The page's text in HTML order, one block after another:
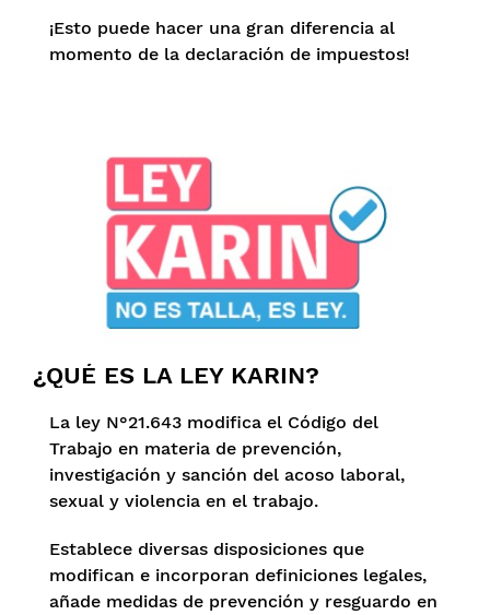
¡Esto puede hacer una gran diferencia al
momento de la declaración de impuestos!
¿QUÉ ES LA LEY KARIN?
La ley N°21.643 modifica el Código del
Trabajo en materia de prevención,
investigación y sanción del acoso laboral,
sexual y violencia en el trabajo.
Establece diversas disposiciones que
modifican e incorporan definiciones legales,
añade medidas de prevención y resguardo en